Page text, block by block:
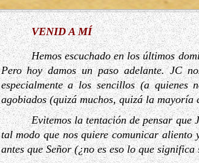
VENID A MÍ
Hemos escuchado en los últimos
Pero hoy damos un paso adelante. JC
especialmente a los sencillos (a quienes
agobiados (quizá muchos, quizá la mayoría
Evitemos la tentación de pensar que
tal modo que nos quiere comunicar aliento
antes que Señor (¿no es eso lo que